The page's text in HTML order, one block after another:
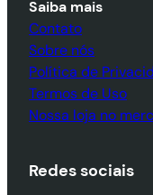
Saiba mais
Contato
Sobre nós
Política de
Termos de Uso
Nossa loja no
Redes sociais